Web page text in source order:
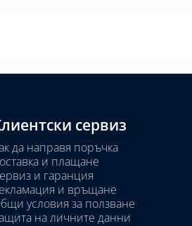
сервиз
да направя поръчка
и плащане
и гаранция
и връщане
условия за ползване
на личните данни